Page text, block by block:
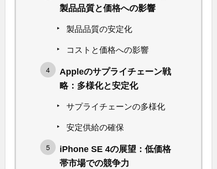
製品品質と価格への影響
製品品質の安定化
コストと価格への影響
Appleのサプライチェーン戦
略：多様化と安定化
サプライチェーンの多様化
安定供給の確保
iPhone SE 4の展望：低価格
帯市場での競争力